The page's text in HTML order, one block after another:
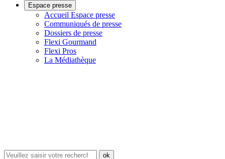
Espace presse
Accueil Espace presse
Communiqués de presse
Dossiers de presse
Flexi Gourmand
Flexi Pros
La Médiathèque
Rechercher